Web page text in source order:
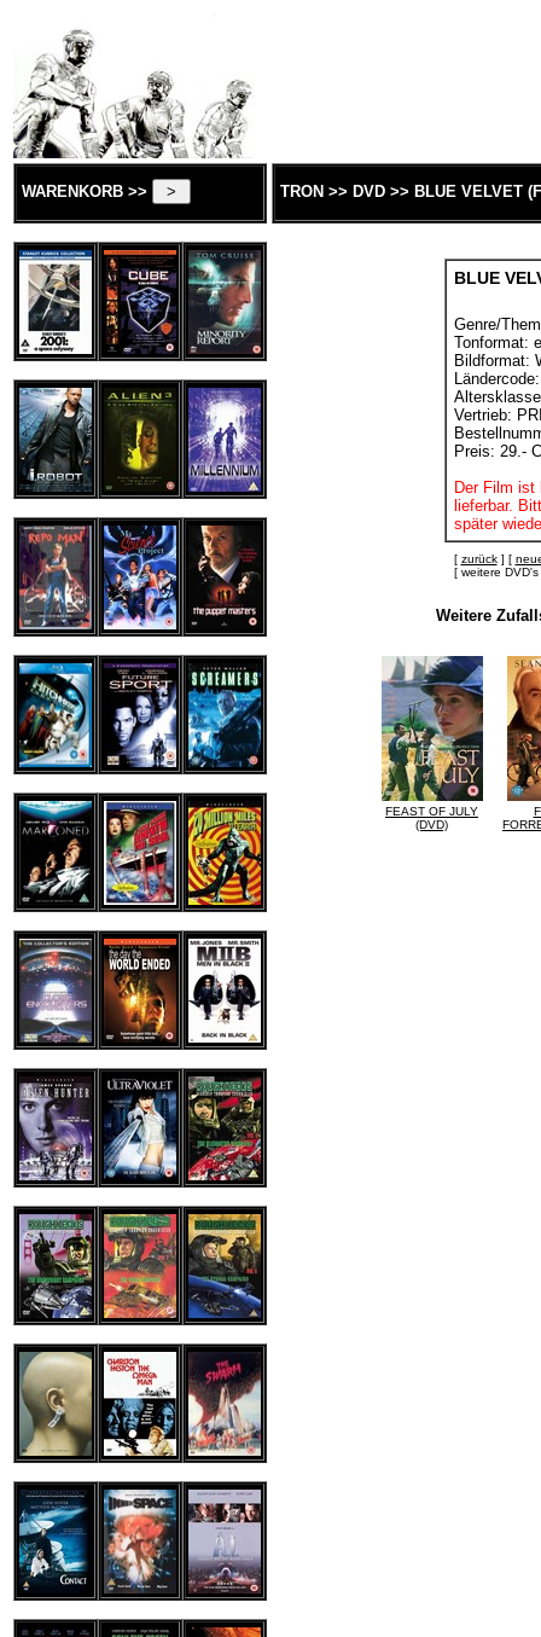
WARENKORB >> TRON >> DVD >> BLUE VELVET
BLUE
Genre/
Tonformat:
Bildformat:
Vertrieb:
Preis: 29.-
Der Film ist
lieferbar.
später
[ zurück] [
[ weitere
Weitere
FEAST OF JULY
(DVD)